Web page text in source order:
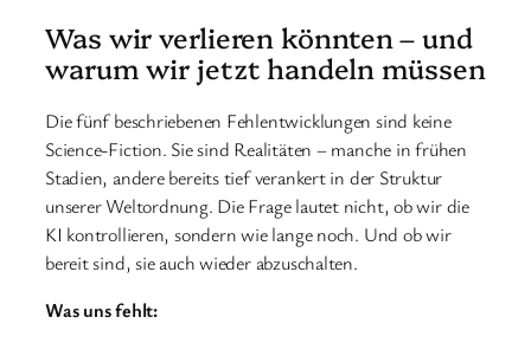
Was wir verlieren könnten – und
warum wir jetzt handeln müssen
Die fünf beschriebenen Fehlentwicklungen sind keine
Science-Fiction. Sie sind Realitäten – manche in frühen
Stadien, andere bereits tief verankert in der Struktur
unserer Weltordnung. Die Frage lautet nicht, ob wir die
KI kontrollieren, sondern wie lange noch. Und ob wir
bereit sind, sie auch wieder abzuschalten.
Was uns fehlt: